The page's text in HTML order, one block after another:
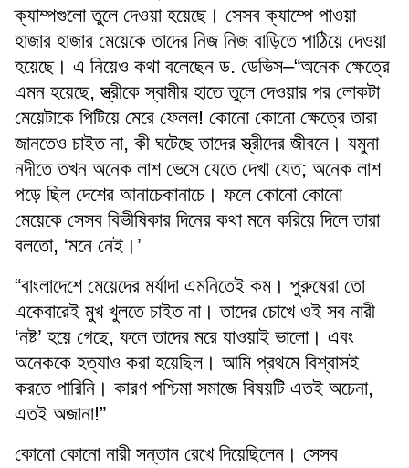
ক্যাম্পগুলো তুলে দেওয়া হয়েছে। সেসব ক্যাম্পে পাওয়া
হাজার হাজার মেয়েকে তাদের নিজ নিজ বাড়িতে পাঠিয়ে দেওয়া
হয়েছে। এ নিয়েও কথা বলেছেন ড. ডেভিস–“অনেক ক্ষেত্রে
এমন হয়েছে, স্ত্রীকে স্বামীর হাতে তুলে দেওয়ার পর লোকটা
মেয়েটাকে পিটিয়ে মেরে ফেলল! কোনো কোনো ক্ষেত্রে তারা
জানতেও চাইত না, কী ঘটেছে তাদের স্ত্রীদের জীবনে। যমুনা
নদীতে তখন অনেক লাশ ভেসে যেতে দেখা যেত; অনেক লাশ
পড়ে ছিল দেশের আনাচেকানাচে। ফলে কোনো কোনো
মেয়েকে সেসব বিভীষিকার দিনের কথা মনে করিয়ে দিলে তারা
বলতো, ‘মনে নেই।’
“বাংলাদেশে মেয়েদের মর্যাদা এমনিতেই কম। পুরুষেরা তো
একেবারেই মুখ খুলতে চাইত না। তাদের চোখে ওই সব নারী
‘নষ্ট’ হয়ে গেছে, ফলে তাদের মরে যাওয়াই ভালো। এবং
অনেককে হত্যাও করা হয়েছিল। আমি প্রথমে বিশ্বাসই
করতে পারিনি। কারণ পশ্চিমা সমাজে বিষয়টি এতই অচেনা,
এতই অজানা!”
কোনো কোনো নারী সন্তান রেখে দিয়েছিলেন। সেসব